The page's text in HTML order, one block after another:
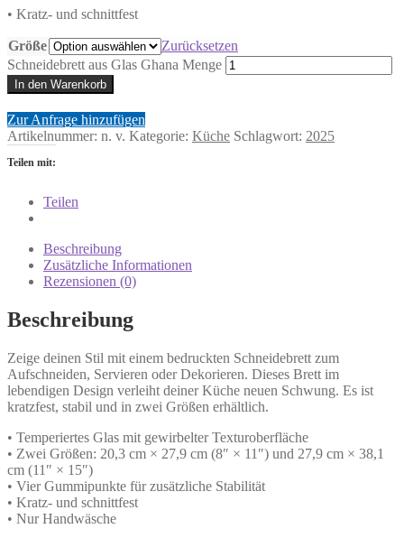
• Kratz- und schnittfest
Größe
Zurücksetzen
Schneidebrett aus Glas Ghana Menge
In den Warenkorb
Zur Anfrage hinzufügen
Artikelnummer: n. v. Kategorie: Küche Schlagwort: 2025
Teilen mit:
Teilen
Beschreibung
Zusätzliche Informationen
Rezensionen (0)
Beschreibung
Zeige deinen Stil mit einem bedruckten Schneidebrett zum
Aufschneiden, Servieren oder Dekorieren. Dieses Brett im
lebendigen Design verleiht deiner Küche neuen Schwung. Es ist
kratzfest, stabil und in zwei Größen erhältlich.
• Temperiertes Glas mit gewirbelter Texturoberfläche
• Zwei Größen: 20,3 cm × 27,9 cm (8″ × 11″) und 27,9 cm × 38,1
cm (11″ × 15″)
• Vier Gummipunkte für zusätzliche Stabilität
• Kratz- und schnittfest
• Nur Handwäsche